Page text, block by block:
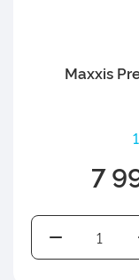
Maxxis
7